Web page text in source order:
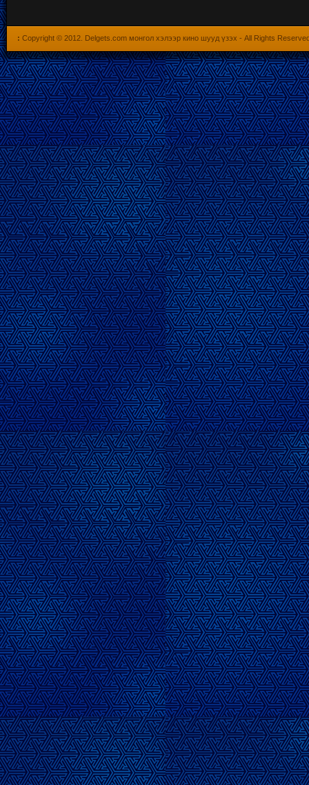
: Copyright © 2012. Delgets.com монгол хэлээр кино шууд үзэх - All Rights